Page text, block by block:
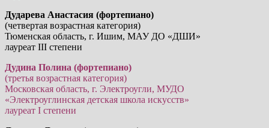
Дударева Анастасия (фортепиано)
(четвертая возрастная категория)
Тюменская область, г. Ишим, МАУ ДО «ДШИ»
лауреат III степени
Дудина Полина (фортепиано)
(третья возрастная категория)
Московская область, г. Электроугли, МУДО
«Электроуглинская детская школа искусств»
лауреат I степени